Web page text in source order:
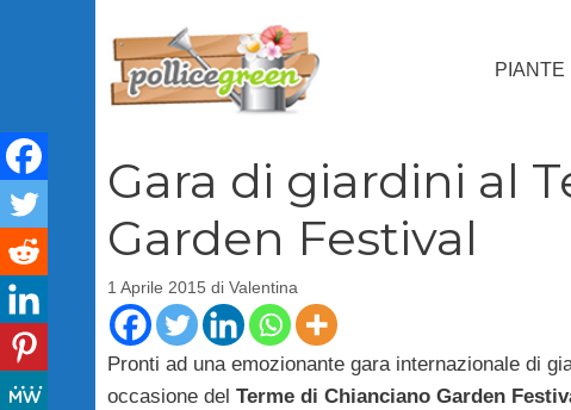
PIANTE
Gara di giardini al
Garden Festival
1 Aprile 2015 di Valentina
Pronti ad una emozionante gara internazionale di
occasione del Terme di Chianciano Garden